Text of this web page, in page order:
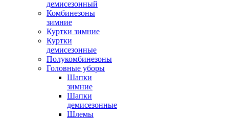
демисезонный
Комбинезоны
зимние
Куртки зимние
Куртки
демисезонные
Полукомбинезоны
Головные уборы
Шапки
зимние
Шапки
демисезонные
Шлемы